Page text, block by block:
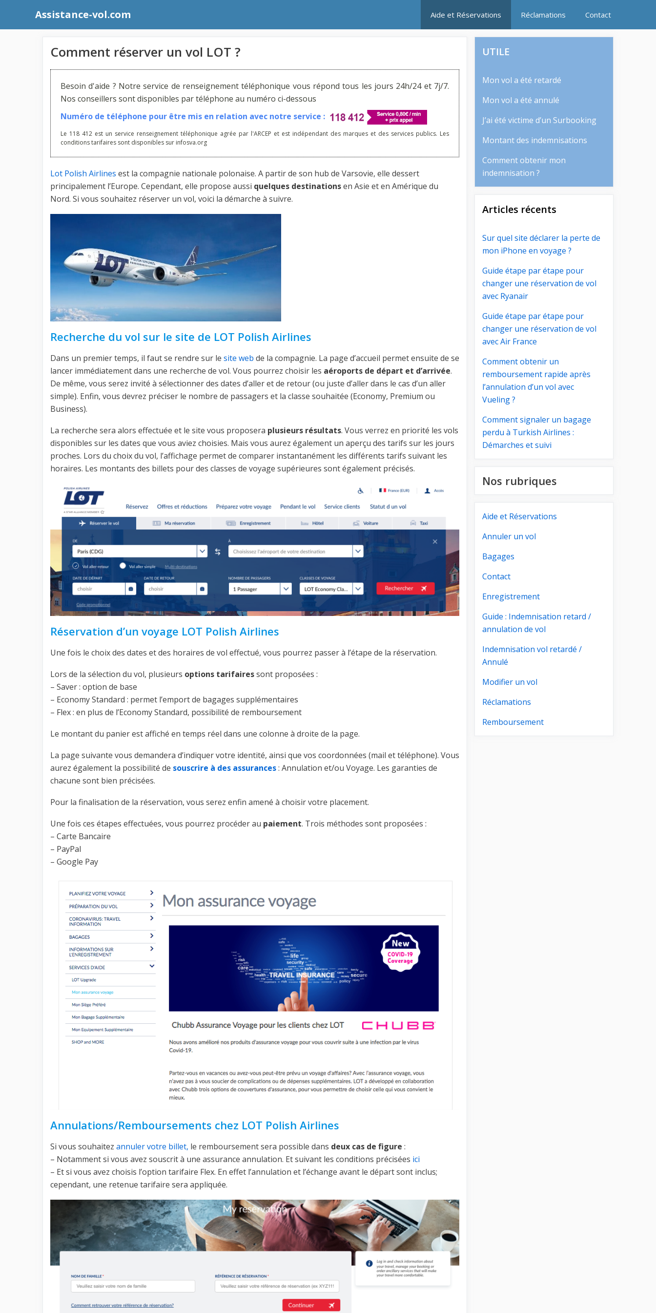
contenu
Assistance-vol.com Aide et Réservations Réclamations Contact
Comment réserver un vol LOT ?
Besoin d'aide ? Notre service de renseignement téléphonique vous répond tous les jours 24h/24 et 7j/7.
Nos conseillers sont disponibles par téléphone au numéro ci-dessous
Numéro de téléphone pour être mis en relation avec notre service :
Le 118 412 est un service renseignement téléphonique agrée par l'ARCEP et est indépendant des marques et des services publics. Les
conditions tarifaires sont disponibles sur infosva.org
Lot Polish Airlines est la compagnie nationale polonaise. A partir de son hub de Varsovie, elle dessert
principalement l’Europe. Cependant, elle propose aussi quelques destinationsen Asie et en Amérique du
Nord. Si vous souhaitez réserver un vol, voici la démarche à suivre.
Recherche du vol sur le site de LOT Polish Airlines
Dans un premier temps, il faut se rendre sur le site web de la compagnie. La page d’accueil permet ensuite de se
lancer immédiatement dans une recherche de vol. Vous pourrez choisir les aéroports de départ et d’arrivée.
De même, vous serez invité à sélectionner des dates d’aller et de retour (ou juste d’aller dans le cas d’un aller
simple). Enfin, vous devrez préciser le nombre de passagers et la classe souhaitée (Economy, Premium ou
Business).
La recherche sera alors effectuée et le site vous proposera plusieurs résultats. Vous verrez en priorité les vols
disponibles sur les dates que vous aviez choisies. Mais vous aurez également un aperçu des tarifs sur les jours
proches. Lors du choix du vol, l’affichage permet de comparer instantanément les différents tarifs suivant les
horaires. Les montants des billets pour des classes de voyage supérieures sont également précisés.
Réservation d’un voyage LOT Polish Airlines
Une fois le choix des dates et des horaires de vol effectué, vous pourrez passer à l’étape de la réservation.
Lors de la sélection du vol, plusieurs options tarifairessont proposées :
– Saver : option de base
– Economy Standard : permet l’emport de bagages supplémentaires
– Flex : en plus de l’Economy Standard, possibilité de remboursement
Le montant du panier est affiché en temps réel dans une colonne à droite de la page.
La page suivante vous demandera d’indiquer votre identité, ainsi que vos coordonnées (mail et téléphone). Vous
aurez également la possibilité de souscrire à des assurances: Annulation et/ou Voyage. Les garanties de
chacune sont bien précisées.
Pour la finalisation de la réservation, vous serez enfin amené à choisir votre placement.
Une fois ces étapes effectuées, vous pourrez procéder au paiement. Trois méthodes sont proposées :
– Carte Bancaire
– PayPal
– Google Pay
Annulations/Remboursements chez LOT Polish Airlines
Si vous souhaitez annuler votre billet, le remboursement sera possible dans deux cas de figure :
– Notamment si vous avez souscrit à une assurance annulation. Et suivant les conditions précisées ici
– Et si vous avez choisis l’option tarifaire Flex. En effet l’annulation et l’échange avant le départ sont inclus;
cependant, une retenue tarifaire sera appliquée.
UTILE
Mon vol a été retardé
Mon vol a été annulé
J’ai été victime d’un Surbooking
Montant des indemnisations
Comment obtenir mon
indemnisation ?
Articles récents
Sur quel site déclarer la perte de
mon iPhone en voyage ?
Guide étape par étape pour
changer une réservation de vol
avec Ryanair
Guide étape par étape pour
changer une réservation de vol
avec Air France
Comment obtenir un
remboursement rapide après
l’annulation d’un vol avec
Vueling ?
Comment signaler un bagage
perdu à Turkish Airlines :
Démarches et suivi
Nos rubriques
Aide et Réservations
Annuler un vol
Bagages
Contact
Enregistrement
Guide : Indemnisation retard /
annulation de vol
Indemnisation vol retardé /
Annulé
Modifier un vol
Réclamations
Remboursement